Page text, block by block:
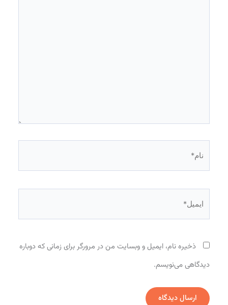
ذخیره نام، ایمیل و وبسایت من در مرورگر برای زمانی که دوباره
دیدگاهی می‌نویسم.